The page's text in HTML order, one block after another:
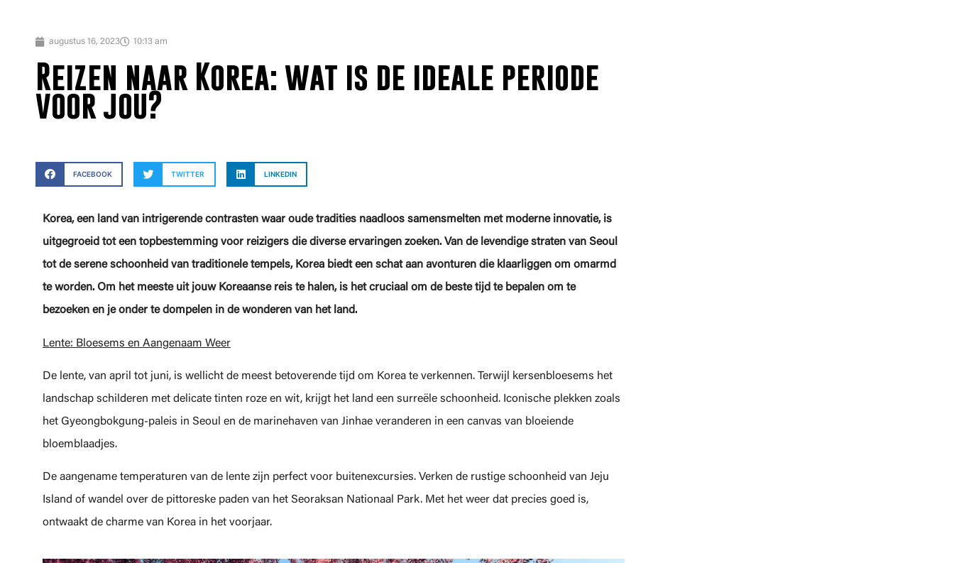
augustus 16, 2023 10:13 am
Reizen naar Korea: wat is de ideale periode
voor jou?
FACEBOOK TWITTER LINKEDIN
Korea, een land van intrigerende contrasten waar oude tradities naadloos samensmelten met moderne innovatie, is
uitgegroeid tot een topbestemming voor reizigers die diverse ervaringen zoeken. Van de levendige straten van Seoul
tot de serene schoonheid van traditionele tempels, Korea biedt een schat aan avonturen die klaarliggen om omarmd
te worden. Om het meeste uit jouw Koreaanse reis te halen, is het cruciaal om de beste tijd te bepalen om te
bezoeken en je onder te dompelen in de wonderen van het land.
Lente: Bloesems en Aangenaam Weer
De lente, van april tot juni, is wellicht de meest betoverende tijd om Korea te verkennen. Terwijl kersenbloesems het
landschap schilderen met delicate tinten roze en wit, krijgt het land een surreële schoonheid. Iconische plekken zoals
het Gyeongbokgung-paleis in Seoul en de marinehaven van Jinhae veranderen in een canvas van bloeiende
bloemblaadjes.
De aangename temperaturen van de lente zijn perfect voor buitenexcursies. Verken de rustige schoonheid van Jeju
Island of wandel over de pittoreske paden van het Seoraksan Nationaal Park. Met het weer dat precies goed is,
ontwaakt de charme van Korea in het voorjaar.